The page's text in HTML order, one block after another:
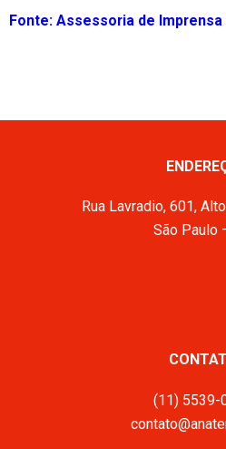
Fonte: Assessoria de
Rua Lavradio, 601,
São Paulo
(11) 5539-